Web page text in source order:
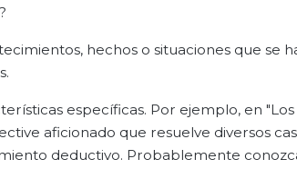
hechos o situaciones que se
específicas. Por ejemplo, en
aficionado que resuelve diversos
deductivo. Probablemente